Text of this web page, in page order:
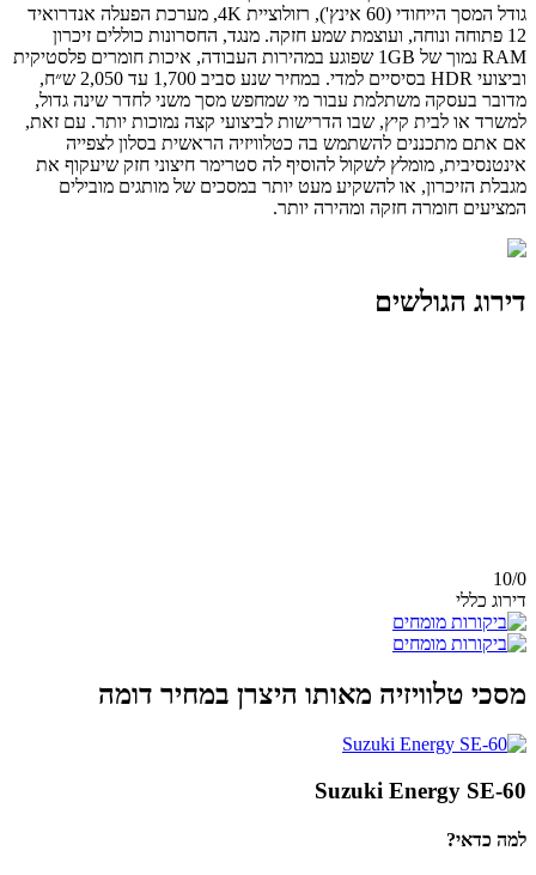
גודל המסך הייחודי (60 אינץ'), רזולוציית 4K, מערכת הפעלה אנדרואיד
12 פתוחה ונוחה, ועוצמת שמע חזקה. מנגד, החסרונות כוללים זיכרון
RAM נמוך של 1GB שפוגע במהירות העבודה, איכות חומרים פלסטיקית
וביצועי HDR בסיסיים למדי. במחיר שנע סביב 1,700 עד 2,050 ש״ח,
מדובר בעסקה משתלמת עבור מי שמחפש מסך משני לחדר שינה גדול,
למשרד או לבית קיץ, שבו הדרישות לביצועי קצה נמוכות יותר. עם זאת,
אם אתם מתכננים להשתמש בה כטלוויזיה הראשית בסלון לצפייה
אינטנסיבית, מומלץ לשקול להוסיף לה סטרימר חיצוני חזק שיעקוף את
מגבלת הזיכרון, או להשקיע מעט יותר במסכים של מותגים מובילים
המציעים חומרה חזקה ומהירה יותר.
דירוג הגולשים
10/0
דירוג כללי
מסכי טלוויזיה מאותו היצרן במחיר דומה
Suzuki Energy SE-60
למה כדאי?